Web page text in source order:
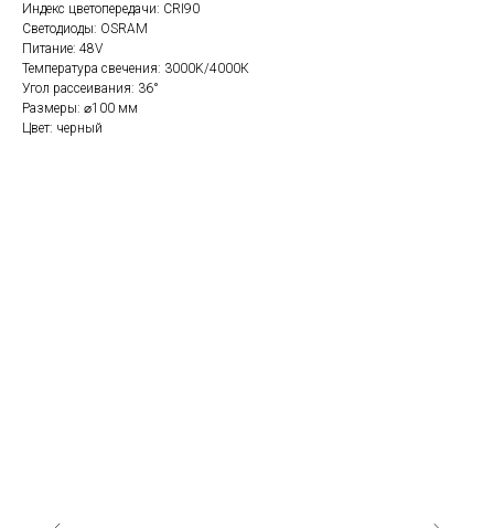
Индекс цветопередачи: CRI90
Светодиоды: OSRAM
Питание: 48V
Температура свечения: 3000K/4000К
Угол рассеивания: 36°
Размеры: ⌀100 мм
Цвет: черный